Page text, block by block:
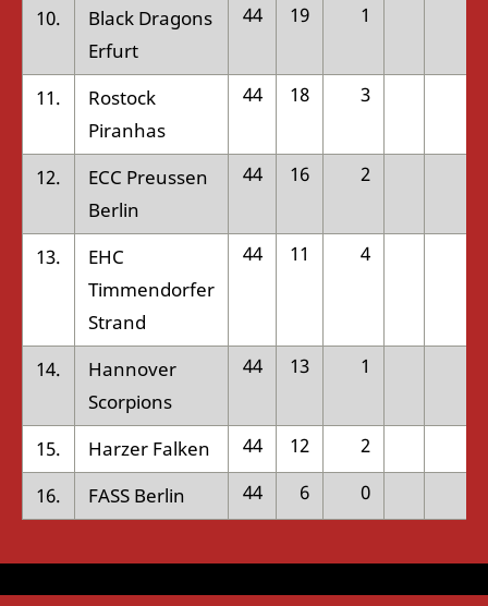
10.
Black Dragons
Erfurt
44 19 1
11.
Rostock
Piranhas
44 18 3
12.
ECC Preussen
Berlin
44 16 2
13.
EHC
Timmendorfer
Strand
44 11 4
14.
Hannover
Scorpions
44 13 1
15. Harzer Falken 44 12 2
16.
FASS Berlin 44 6 0